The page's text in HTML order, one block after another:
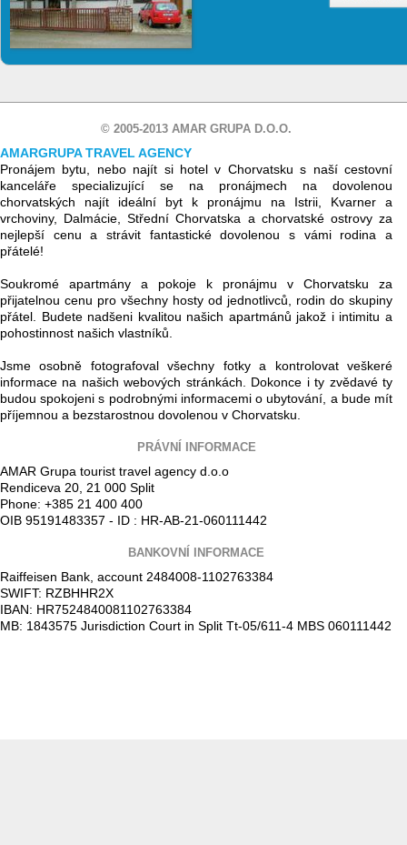
© 2005-2013 AMAR GRUPA D.O.O.
AMARGRUPA TRAVEL AGENCY
Pronájem bytu, nebo najít si hotel v Chorvatsku s naší cestovní
kanceláře specializující se na pronájmech na dovolenou
chorvatských najít ideální byt k pronájmu na Istrii, Kvarner a
vrchoviny, Dalmácie, Střední Chorvatska a chorvatské ostrovy za
nejlepší cenu a strávit fantastické dovolenou s vámi rodina a
přátelé!
Soukromé apartmány a pokoje k pronájmu v Chorvatsku za
přijatelnou cenu pro všechny hosty od jednotlivců, rodin do skupiny
přátel. Budete nadšeni kvalitou našich apartmánů jakož i intimitu a
pohostinnost našich vlastníků.
Jsme osobně fotografoval všechny fotky a kontrolovat veškeré
informace na našich webových stránkách. Dokonce i ty zvědavé ty
budou spokojeni s podrobnými informacemi o ubytování, a bude mít
příjemnou a bezstarostnou dovolenou v Chorvatsku.
PRÁVNÍ INFORMACE
AMAR Grupa tourist travel agency d.o.o
Rendiceva 20, 21 000 Split
Phone: +385 21 400 400
OIB 95191483357 - ID : HR-AB-21-060111442
BANKOVNÍ INFORMACE
Raiffeisen Bank, account 2484008-1102763384
SWIFT: RZBHHR2X
IBAN: HR7524840081102763384
MB: 1843575 Jurisdiction Court in Split Tt-05/611-4 MBS 060111442